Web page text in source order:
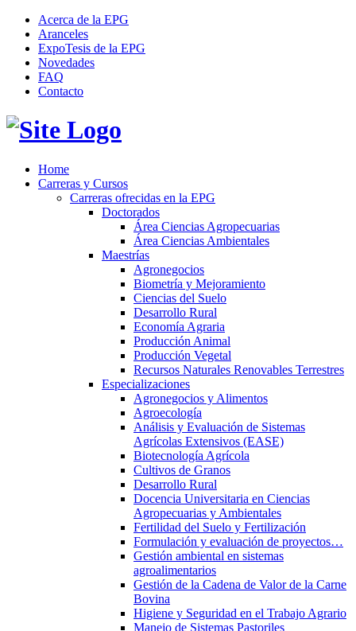
Acerca de la EPG
Aranceles
ExpoTesis de la EPG
Novedades
FAQ
Contacto
Home
Carreras y Cursos
Carreras ofrecidas en la EPG
Doctorados
Área Ciencias Agropecuarias
Área Ciencias Ambientales
Maestrías
Agronegocios
Biometría y Mejoramiento
Ciencias del Suelo
Desarrollo Rural
Economía Agraria
Producción Animal
Producción Vegetal
Recursos Naturales Renovables Terrestres
Especializaciones
Agronegocios y Alimentos
Agroecología
Análisis y Evaluación de Sistemas
Agrícolas Extensivos (EASE)
Biotecnología Agrícola
Cultivos de Granos
Desarrollo Rural
Docencia Universitaria en Ciencias
Agropecuarias y Ambientales
Fertilidad del Suelo y Fertilización
Formulación y evaluación de proyectos…
Gestión ambiental en sistemas
agroalimentarios
Gestión de la Cadena de Valor de la Carne
Bovina
Higiene y Seguridad en el Trabajo Agrario
Manejo de Sistemas Pastoriles